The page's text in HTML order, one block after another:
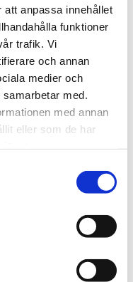
att anpassa innehållet
funktioner
trafik. Vi
och annan
medier och
med.
med annan
eller som de har
som vill
och